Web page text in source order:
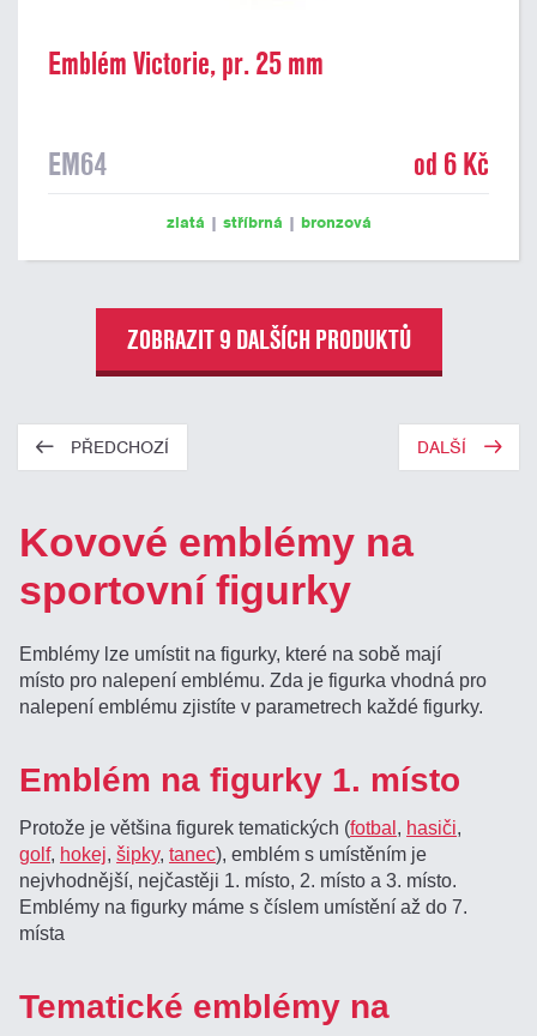
Emblém Victorie, pr. 25 mm
EM64 od 6 Kč
zlatá | stříbrná | bronzová
ZOBRAZIT 9 DALŠÍCH PRODUKTŮ
PŘEDCHOZÍ DALŠÍ
Kovové emblémy na
sportovní figurky
Emblémy lze umístit na figurky, které na sobě mají
místo pro nalepení emblému. Zda je figurka vhodná pro
nalepení emblému zjistíte v parametrech každé figurky.
Emblém na figurky 1. místo
Protože je většina figurek tematických (fotbal, hasiči,
golf, hokej,šipky,tanec), emblém s umístěním je
nejvhodnější, nejčastěji 1. místo, 2. místo a 3. místo.
Emblémy na figurky máme s číslem umístění až do 7.
místa
Tematické emblémy na